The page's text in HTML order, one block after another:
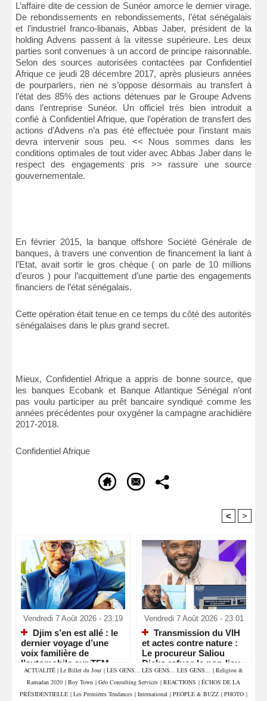
L’affaire dite de cession de Sunéor amorce le dernier virage.
De rebondissements en rebondissements, l’état sénégalais
et l’industriel franco-libanais, Abbas Jaber, président de la
holding Advens passent à la vitesse supérieure. Les deux
parties sont convenues à un accord de principe raisonnable.
Selon des sources autorisées contactées par Confidentiel
Afrique ce jeudi 28 décembre 2017, après plusieurs années
de pourparlers, rien ne s’oppose désormais au transfert à
l’état des 85% des actions détenues par le Groupe Advens
dans l’entreprise Sunéor. Un officiel très bien introduit a
confié à Confidentiel Afrique, que l’opération de transfert des
actions d’Advens n’a pas été effectuée pour l’instant mais
devra intervenir sous peu. << Nous sommes dans les
conditions optimales de tout vider avec Abbas Jaber dans le
respect des engagements pris >> rassure une source
gouvernementale.
En février 2015, la banque offshore Société Générale de
banques, à travers une convention de financement la liant à
l’Etat, avait sortir le gros chèque ( on parle de 10 millions
d’euros ) pour l’acquittement d’une partie des engagements
financiers de l’état sénégalais.
Cette opération était tenue en ce temps du côté des autorités
sénégalaises dans le plus grand secret.
Mieux, Confidentiel Afrique a appris de bonne source, que
les banques Ecobank et Banque Atlantique Sénégal n’ont
pas voulu participer au prêt bancaire syndiqué comme les
années précédentes pour oxygéner la campagne arachidière
2017-2018.
Confidentiel Afrique
< >
Vendredi 7 Août 2026 - 23:19
Djim s’en est allé : le
dernier voyage d’une
voix familière de
l’automobile sur TFM
Vendredi 7 Août 2026 - 23:01
Transmission du VIH
et actes contre nature :
Le procureur Saliou
Dicko refuse le non-lieu
partiel
ACTUALITÉ | Le Billet du Jour | LES GENS... LES GENS... LES GENS... | Religion &
Ramadan 2020 | Boy Town | Géo Consulting Services | REACTIONS | ÉCHOS DE LA
PRÉSIDENTIELLE | Les Premières Tendances | International | PEOPLE & BUZZ | PHOTO |